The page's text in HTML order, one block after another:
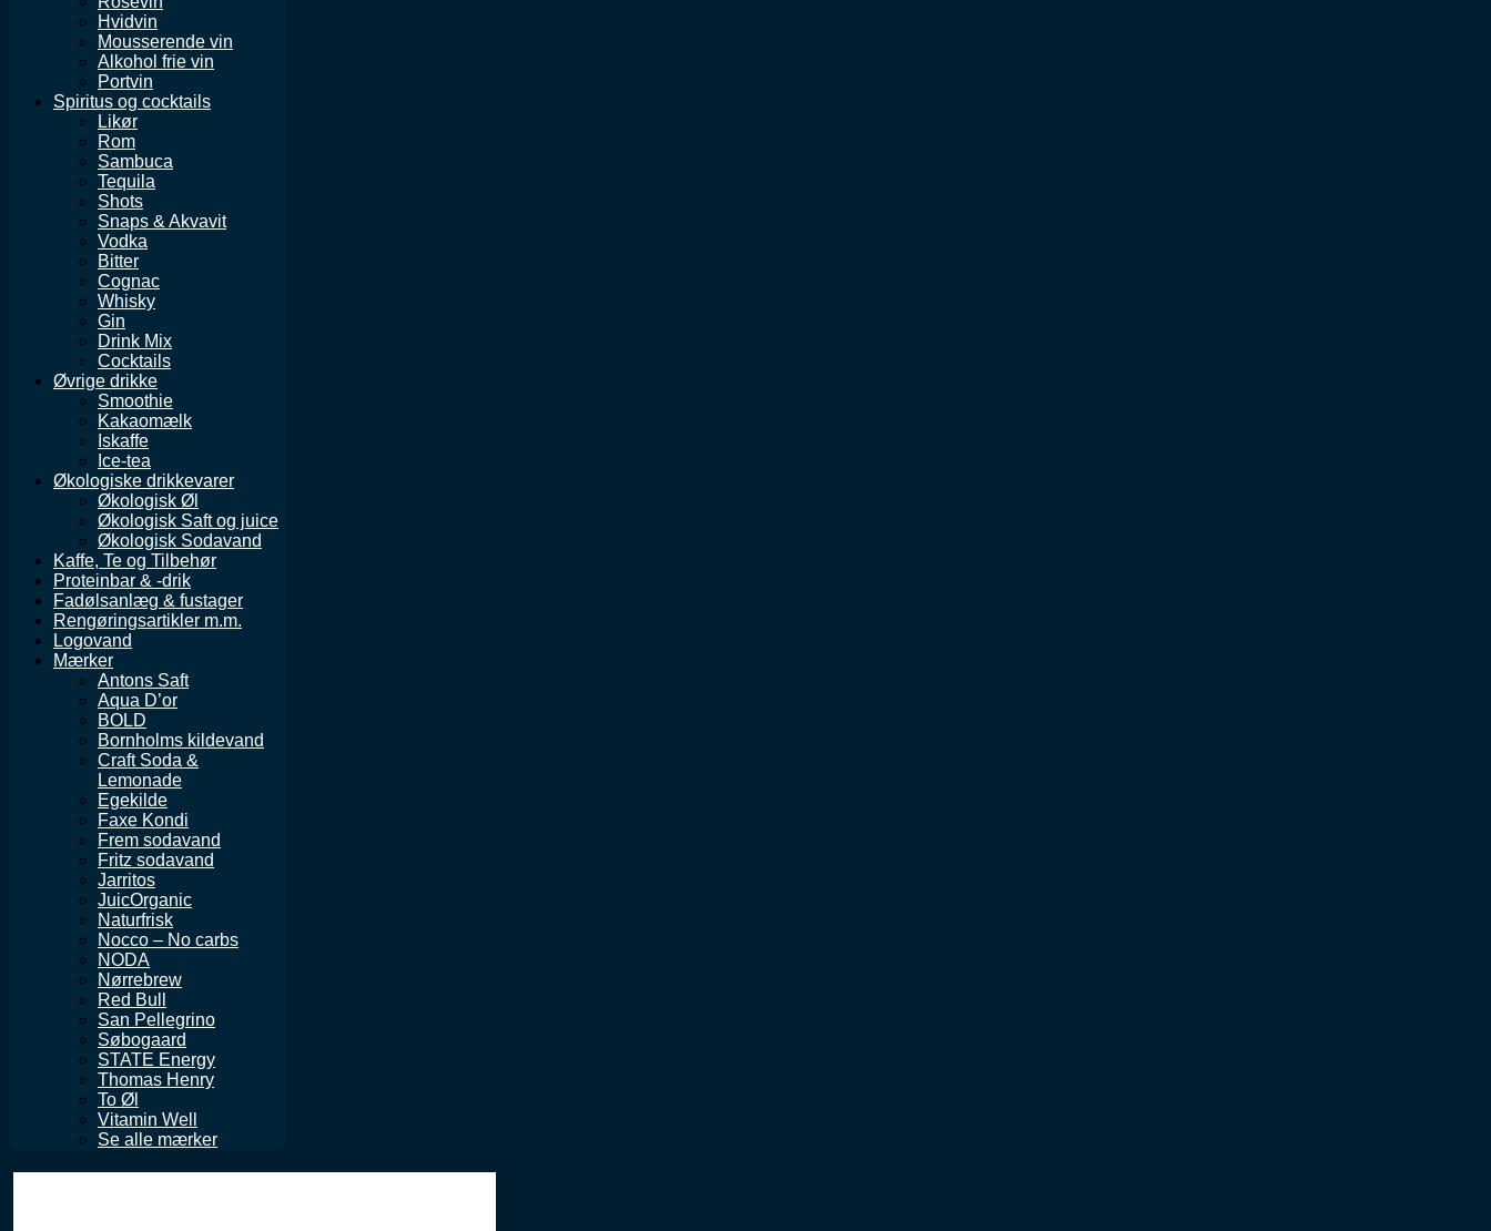
Hvidvin
Mousserende vin
Alkohol frie vin
Portvin
Spiritus og cocktails
Likør
Rom
Sambuca
Tequila
Shots
Snaps & Akvavit
Vodka
Bitter
Cognac
Whisky
Gin
Drink Mix
Cocktails
Øvrige drikke
Smoothie
Kakaomælk
Iskaffe
Ice-tea
Økologiske drikkevarer
Økologisk Øl
Økologisk Saft og juice
Økologisk Sodavand
Kaffe, Te og Tilbehør
Proteinbar & -drik
Fadølsanlæg & fustager
Rengøringsartikler m.m.
Logovand
Mærker
Antons Saft
Aqua D’or
BOLD
Bornholms kildevand
Craft Soda &
Lemonade
Egekilde
Faxe Kondi
Frem sodavand
Fritz sodavand
Jarritos
JuicOrganic
Naturfrisk
Nocco – No carbs
NODA
Nørrebrew
Red Bull
San Pellegrino
Søbogaard
STATE Energy
Thomas Henry
To Øl
Vitamin Well
Se alle mærker